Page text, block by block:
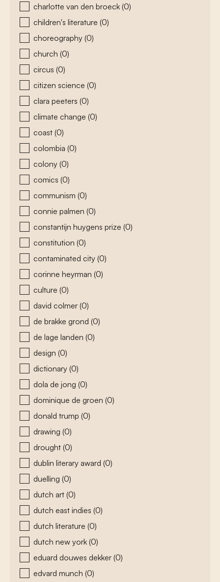
charlotte van den broeck (0)
children's literature (0)
choreography (0)
church (0)
circus (0)
citizen science (0)
clara peeters (0)
climate change (0)
coast (0)
colombia (0)
colony (0)
comics (0)
communism (0)
connie palmen (0)
constantijn huygens prize (0)
constitution (0)
contaminated city (0)
corinne heyrman (0)
culture (0)
david colmer (0)
de brakke grond (0)
de lage landen (0)
design (0)
dictionary (0)
dola de jong (0)
dominique de groen (0)
donald trump (0)
drawing (0)
drought (0)
dublin literary award (0)
duelling (0)
dutch art (0)
dutch east indies (0)
dutch literature (0)
dutch new york (0)
eduard douwes dekker (0)
edvard munch (0)